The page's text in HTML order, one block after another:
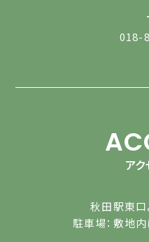
018-
ア
秋田駅東口
駐車場：敷地内